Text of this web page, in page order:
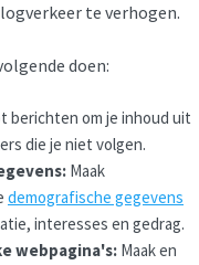
te verhogen.
doen:
berichten om je inhoud uit
die je niet volgen.
Maak
demografische gegevens
interesses en gedrag.
webpagina's: Maak en